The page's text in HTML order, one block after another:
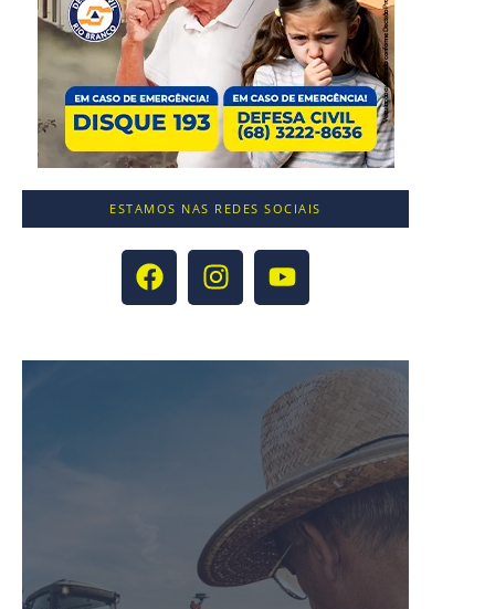
ESTAMOS NAS REDES SOCIAIS